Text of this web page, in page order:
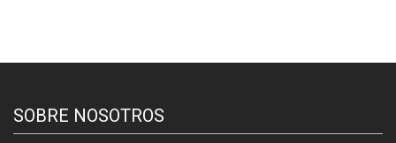
SOBRE NOSOTROS